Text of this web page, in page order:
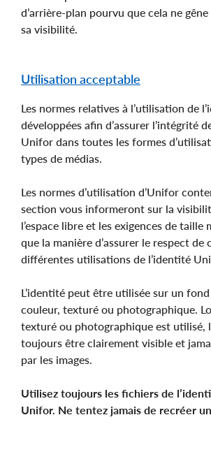
d’arrière-plan pourvu que cela ne gêne
sa visibilité.
Utilisation acceptable
Les normes relatives à l’utilisation de
développées afin d’assurer l’intégrité
Unifor dans toutes les formes
types de médias.
Les normes d’utilisation d’Unifor
section vous informeront sur la
l’espace libre et les exigences de taille
que la manière d’assurer le respect de
différentes utilisations de l’identité
L’identité peut être utilisée sur un
couleur, texturé ou photographique.
texturé ou photographique est utilisé,
toujours être clairement visible et
par les images.
Utilisez toujours les fichiers de
Unifor. Ne tentez jamais de recréer